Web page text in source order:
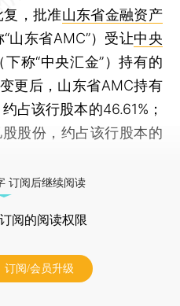
复，批准山东省金融资产
“山东省AMC”）受让中央
（下称“中央汇金”）持有的
更后，山东省AMC持有
占该行股本的46.61%；
股份，约占该行股本的
订阅后继续阅读
阅的阅读权限
订阅/会员升级